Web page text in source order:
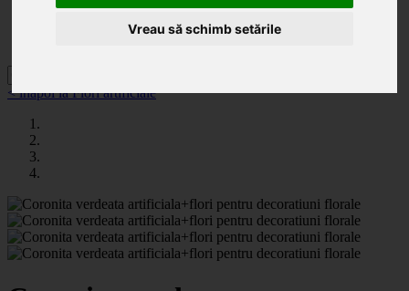
Vreau să schimb setările
Noutăți
< înapoi la Flori artificiale